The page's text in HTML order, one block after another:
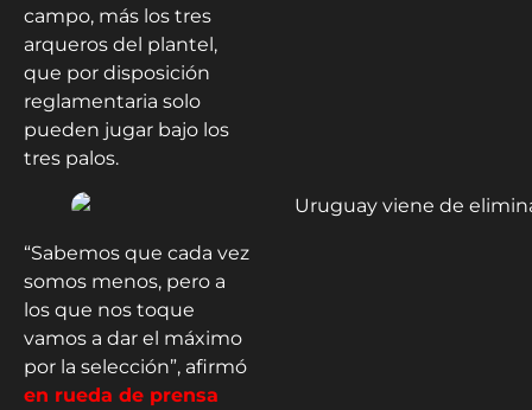
campo, más los tres
arqueros del plantel,
que por disposición
reglamentaria solo
pueden jugar bajo los
tres palos.
“Sabemos que cada vez
somos menos, pero a
los que nos toque
vamos a dar el máximo
por la selección”, afirmó
en rueda de prensa